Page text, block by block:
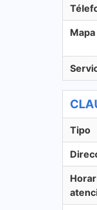
Mapa
Tipo